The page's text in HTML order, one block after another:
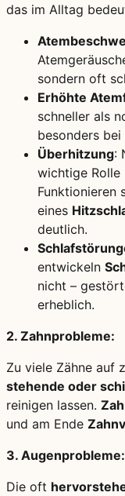
das im Alltag
sondern oft
Erhöhte
schneller als
besonders bei
Überhitzung:
wichtige Rolle
Funktionieren
eines
deutlich.
entwickeln
nicht –
erheblich.
2. Zahnprobleme:
Zu viele Zähne auf
stehende oder
reinigen lassen.
und am Ende
3. Augenprobleme:
Die oft